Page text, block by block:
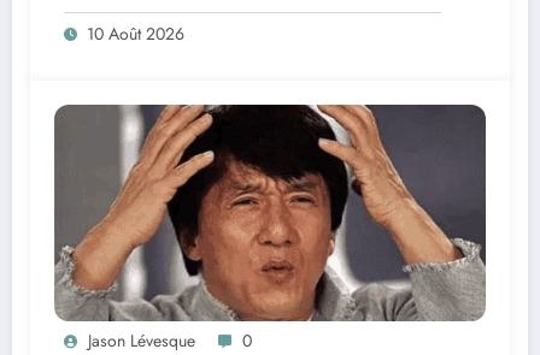
10 Août 2026
Jason Lévesque 0